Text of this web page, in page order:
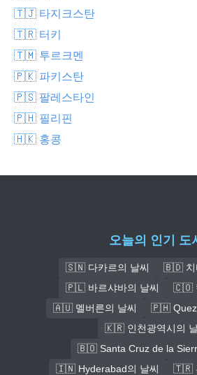
🇹🇯 타지크스탄
🇹🇷 터키
🇹🇲 투르크멘
🇵🇰 파키스탄
🇵🇸 팔레스타인
🇵🇭 필리핀
🇭🇰 홍콩
오늘의 인기 도
🇸🇳 다카르의 날씨
🇧🇩 치
🇵🇱 바르샤바의 날씨
🇨🇴
🇦🇺 멜버른의 날씨
🇵🇭
🇰🇷 인천광역시의
🇧🇴 Santa Cruz de la
🇮🇳 Hyderabad의 날씨
🇹🇷